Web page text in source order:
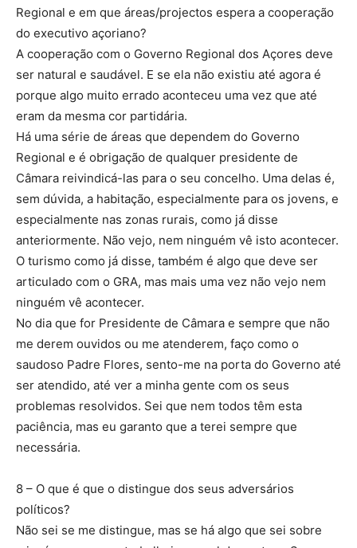
Regional e em que áreas/projectos espera a cooperação
do executivo açoriano?
A cooperação com o Governo Regional dos Açores deve
ser natural e saudável. E se ela não existiu até agora é
porque algo muito errado aconteceu uma vez que até
eram da mesma cor partidária.
Há uma série de áreas que dependem do Governo
Regional e é obrigação de qualquer presidente de
Câmara reivindicá-las para o seu concelho. Uma delas é,
sem dúvida, a habitação, especialmente para os jovens, e
especialmente nas zonas rurais, como já disse
anteriormente. Não vejo, nem ninguém vê isto acontecer.
O turismo como já disse, também é algo que deve ser
articulado com o GRA, mas mais uma vez não vejo nem
ninguém vê acontecer.
No dia que for Presidente de Câmara e sempre que não
me derem ouvidos ou me atenderem, faço como o
saudoso Padre Flores, sento-me na porta do Governo até
ser atendido, até ver a minha gente com os seus
problemas resolvidos. Sei que nem todos têm esta
paciência, mas eu garanto que a terei sempre que
necessária.
8 – O que é que o distingue dos seus adversários
políticos?
Não sei se me distingue, mas se há algo que sei sobre